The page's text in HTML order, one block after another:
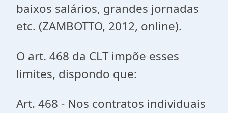
baixos salários, grandes jornadas
etc. (ZAMBOTTO, 2012, online).
O art. 468 da CLT impõe esses
limites, dispondo que:
Art. 468 - Nos contratos individuais